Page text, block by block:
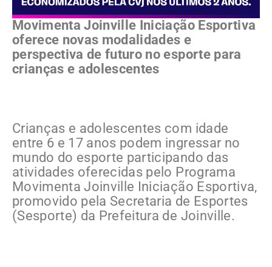
Movimenta Joinville Iniciação Esportiva
oferece novas modalidades e
perspectiva de futuro no esporte para
crianças e adolescentes
Crianças e adolescentes com idade
entre 6 e 17 anos podem ingressar no
mundo do esporte participando das
atividades oferecidas pelo Programa
Movimenta Joinville Iniciação Esportiva,
promovido pela Secretaria de Esportes
(Sesporte) da Prefeitura de Joinville.